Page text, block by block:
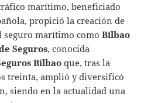
marítimo, beneficiado
propició la creación de
seguro marítimo comoBilbao
Seguros, conocida
Bilbao que, tras la
treinta, amplió y diversificó
siendo en la actualidad una